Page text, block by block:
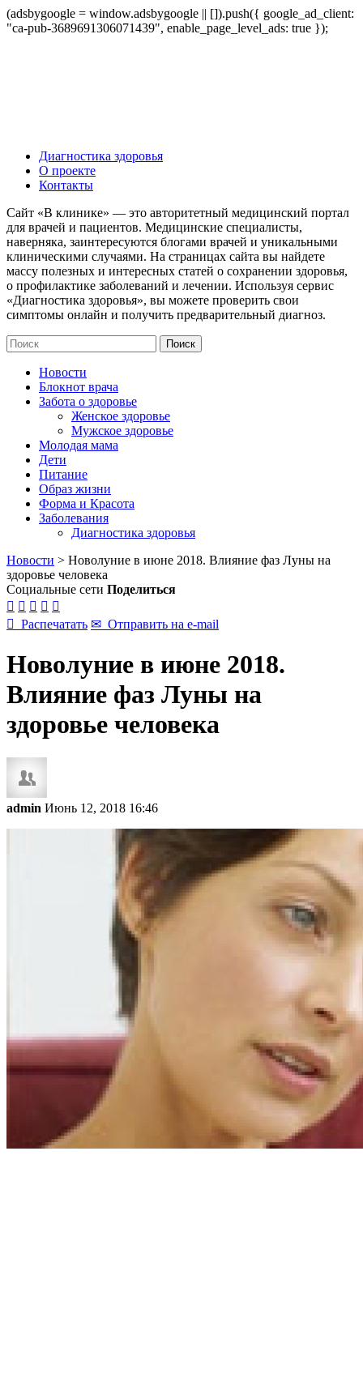
(adsbygoogle = window.adsbygoogle || []).push({ google_ad_client:
"ca-pub-3689691306071439", enable_page_level_ads: true });
Диагностика здоровья
О проекте
Контакты
Сайт «В клинике» — это авторитетный медицинский портал
для врачей и пациентов. Медицинские специалисты,
наверняка, заинтересуются блогами врачей и уникальными
клиническими случаями. На страницах сайта вы найдете
массу полезных и интересных статей о сохранении здоровья,
о профилактике заболеваний и лечении. Используя сервис
«Диагностика здоровья», вы можете проверить свои
симптомы онлайн и получить предварительный диагноз.
Новости
Блокнот врача
Забота о здоровье
Женское здоровье
Мужское здоровье
Молодая мама
Дети
Питание
Образ жизни
Форма и Красота
Заболевания
Диагностика здоровья
Новости > Новолуние в июне 2018. Влияние фаз Луны на
здоровье человека
Социальные сети Поделиться
    
 Распечатать ✉ Отправить на e-mail
Новолуние в июне 2018.
Влияние фаз Луны на
здоровье человека
admin Июнь 12, 2018 16:46